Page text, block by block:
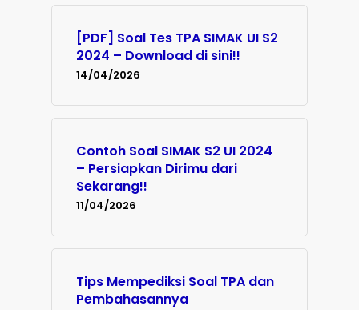
[PDF] Soal Tes TPA SIMAK UI S2
2024 – Download di sini!!
14/04/2026
Contoh Soal SIMAK S2 UI 2024
– Persiapkan Dirimu dari
Sekarang!!
11/04/2026
Tips Mempediksi Soal TPA dan
Pembahasannya